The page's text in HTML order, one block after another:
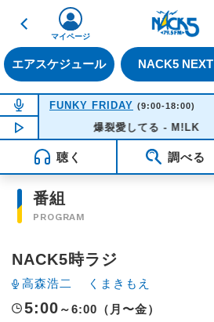
戻る
エアスケジュール NACK5 NEXT
マイページ
NOW ON AIR
FUNKY FRIDAY (9:00-18:00)
NOW PLAYING10:20
爆裂愛してる - M!LK
聴く 調べる
番組
PROGRAM
NACK5時ラジ
高森浩二 くまきもえ
5:00 ～6:00（月〜金）